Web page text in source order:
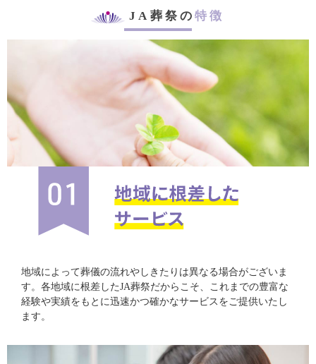
JA葬祭の特徴
地域によって葬儀の流れやしきたりは異なる場合がございま
す。各地域に根差したJA葬祭だからこそ、これまでの豊富な
経験や実績をもとに迅速かつ確かなサービスをご提供いたし
ます。